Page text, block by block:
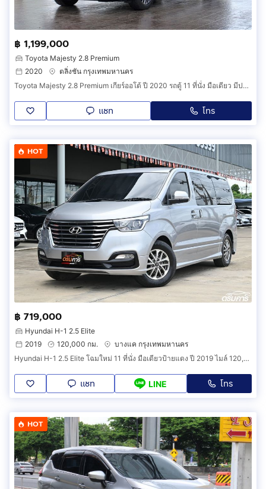
฿ 1,199,000
Toyota Majesty 2.8 Premium
2020
ตลิ่งชัน กรุงเทพมหานคร
Toyota Majesty 2.8 Premium เกียร์ออโต้ ปี 2020 รถตู้ 11 ที่นั่ง มือเดียว มีประวัติศูนย์
แชท โทร
HOT
฿ 719,000
Hyundai H-1 2.5 Elite
2019
120,000 กม.
บางแค กรุงเทพมหานคร
Hyundai H-1 2.5 Elite โฉมใหม่ 11 ที่นั่ง มือเดียวป้ายแดง ปี 2019 ไมล์ 120,000 กม. รหัสสินค้า ADAE
แชท LINE โทร
HOT